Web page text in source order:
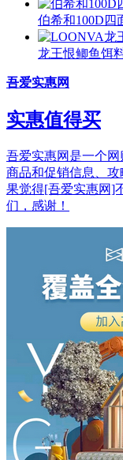
伯希和100D四
龙王恨鲫鱼饵
吾爱实惠网
实惠值得买
吾爱实惠网是一个
商品和促销信息、
果觉得[吾爱实惠网]
们，感谢！